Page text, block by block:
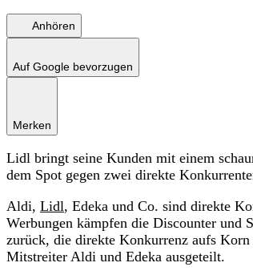
Anhören
Auf Google bevorzugen
Merken
Lidl bringt seine Kunden mit einem
dem Spot gegen zwei direkte
Aldi, Lidl, Edeka und Co. sind direkte
Werbungen kämpfen die Discounter und
zurück, die direkte Konkurrenz aufs
Mitstreiter Aldi und Edeka ausgeteilt.